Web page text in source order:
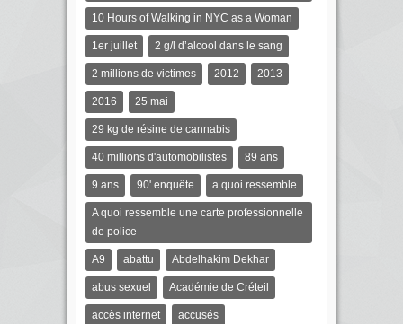
10 Hours of Walking in NYC as a Woman
1er juillet 2 g/l d’alcool dans le sang
2 millions de victimes 2012 2013
2016 25 mai
29 kg de résine de cannabis
40 millions d'automobilistes 89 ans
9 ans 90' enquête a quoi ressemble
A quoi ressemble une carte professionnelle
de police
A9 abattu Abdelhakim Dekhar
abus sexuel Académie de Créteil
accès internet accusés